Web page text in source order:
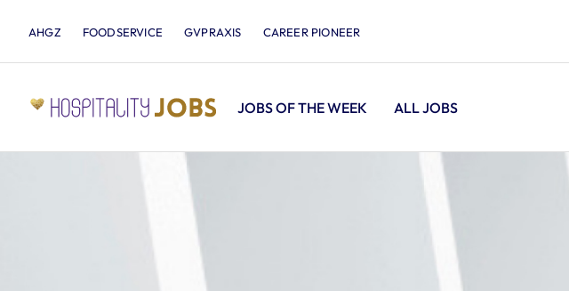
AHGZ FOODSERVICE GVPRAXIS CAREER PIONEER
JOBS OF THE WEEK ALL JOBS